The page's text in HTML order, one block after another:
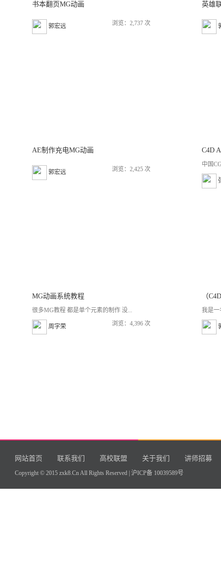
书本翻页MG动画
郭宏远 浏览：2,737 次
英雄
AE制作充电MG动画
郭宏远 浏览：2,425 次
C4D
中国
MG动画系统教程
很多MG教程 都是单个元素的制作 没...
周字荣 浏览：4,396 次
（
我是一
网站首页 联系我们 高校联盟 关于我们 讲师招募
Copyright © 2015 zxk8.Cn All Rights Reserved | 沪ICP备 10039589号